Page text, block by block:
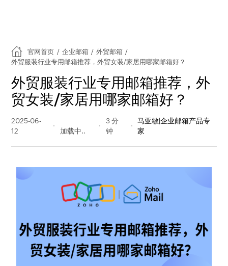
官网首页 / 企业邮箱 / 外贸邮箱 /
外贸服装行业专用邮箱推荐，外贸女装/家居用哪家邮箱好？
外贸服装行业专用邮箱推荐，外
贸女装/家居用哪家邮箱好？
2025-06-
12
量
3 分
钟
马亚敏|企业邮箱产品专
家